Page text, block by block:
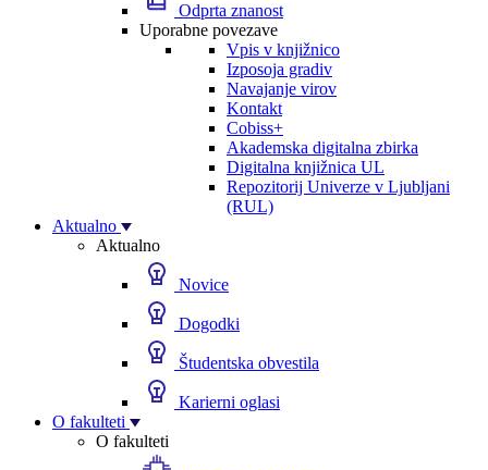
Odprta znanost
Uporabne povezave
Vpis v knjižnico
Izposoja gradiv
Navajanje virov
Kontakt
Cobiss+
Akademska digitalna zbirka
Digitalna knjižnica UL
Repozitorij Univerze v Ljubljani
(RUL)
Aktualno
Aktualno
Novice
Dogodki
Študentska obvestila
Karierni oglasi
O fakulteti
O fakulteti